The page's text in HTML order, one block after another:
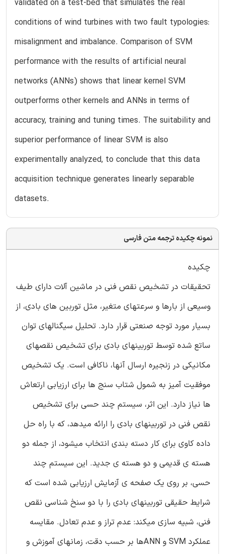
validated on a test-bed that simulates the real
conditions of wind turbines with two fault typologies:
misalignment and imbalance. Comparison of SVM
performance with the results of artificial neural
networks (ANNs) shows that linear kernel SVM
outperforms other kernels and ANNs in terms of
accuracy, training and tuning times. The suitability and
superior performance of linear SVM is also
experimentally analyzed, to conclude that this data
acquisition technique generates linearly separable
datasets.
نمونه چکیده ترجمه متن فارسی
چکیده
تحقیقات در تشخیص نقص فنی در ماشین آلات دارای طیف
وسیعی از بارها و سرعتهای متغیر، مثل توربین های بادی، از
بسیار مورد توجه صنعتی قرار دارد. تحلیل سیگنالهای توان
ساتع شده توسط توربینهای بادی برای تشخیص نقصهای
مکانیکی در زنجیره ارسال آنها، ناکافی است. یک تشخیص
موفقیت آمیز به شمول شتاب سنج ها برای ارزیابی ارتعاش
ها نیاز دارد. این اثر، سیستم چند حسی برای تشخیص
نقص فنی در توربینهای بادی را ارائه میدهد، که با راه حل
داده کاوی برای کار دسته بندی انتخاب میشود، از جمله دو
هسته ی قدیمی و دو هسته ی جدید. این سیستم چند
حسی، بر روی یک صفحه ی آزمایش ارزیابی شده است که
شرایط حقیقی توربینهای بادی را با دو سنخ شناسی نقص
فنی، شبیه سازی میکند: عدم تراز و عدم تعادل. مقایسه
عملکرد SVM و ANNها بر حسب دقت، زمانهای آموزش و